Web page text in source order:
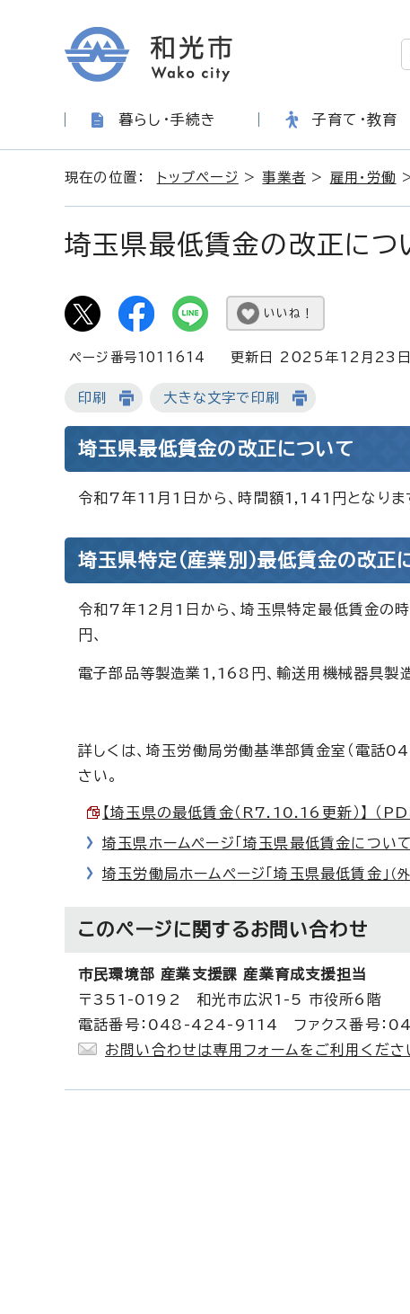
暮らし・手続き 子育て・教育
現在の位置： トップページ >事業者 > 雇用・労働
埼玉県最低賃金の改正につ
いいね！
ページ番号1011614 更新日 2025年12月23日
印刷 大きな文字で印刷
埼玉県最低賃金の改正について
令和7年11月1日から、時間額1,141円となりま
埼玉県特定（産業別）最低賃金の改正
令和7年12月1日から、埼玉県特定最低賃金の
円、
電子部品等製造業1,168円、輸送用機械器具製
詳しくは、埼玉労働局労働基準部賃金室（電
さい。
【埼玉県の最低賃金（R7.10.16更新）】 （
埼玉県ホームページ「埼玉県最低賃金について
埼玉労働局ホームページ「埼玉県最低賃金」 （
このページに関するお問い合わせ
市民環境部 産業支援課 産業育成支援担当
〒351-0192 和光市広沢1-5 市役所6階
電話番号：048-424-9114 ファクス番号
お問い合わせは専用フォームをご利用くださ